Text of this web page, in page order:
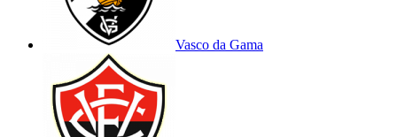
Vasco da Gama